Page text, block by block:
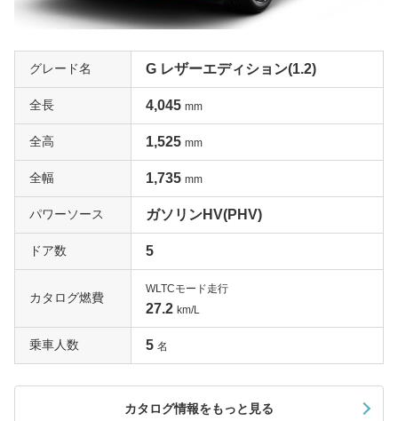
グレード名 G レザーエディション(1.2)
全長 4,045 mm
全高 1,525 mm
全幅 1,735 mm
パワーソース ガソリンHV(PHV)
ドア数 5
カタログ燃費
WLTCモード走行
27.2 km/L
乗車人数 5 名
カタログ情報をもっと見る